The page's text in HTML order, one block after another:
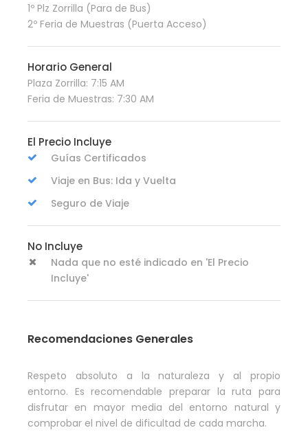
1º Plz Zorrilla (Para de Bus)
2º Feria de Muestras (Puerta Acceso)
Horario General
Plaza Zorrilla: 7:15 AM
Feria de Muestras: 7:30 AM
El Precio Incluye
Guías Certificados
Viaje en Bus: Ida y Vuelta
Seguro de Viaje
No Incluye
Nada que no esté indicado en 'El Precio
Incluye'
Recomendaciones Generales
Respeto absoluto a la naturaleza y al propio
entorno. Es recomendable preparar la ruta para
disfrutar en mayor media del entorno natural y
comprobar el nivel de dificultad de cada marcha.